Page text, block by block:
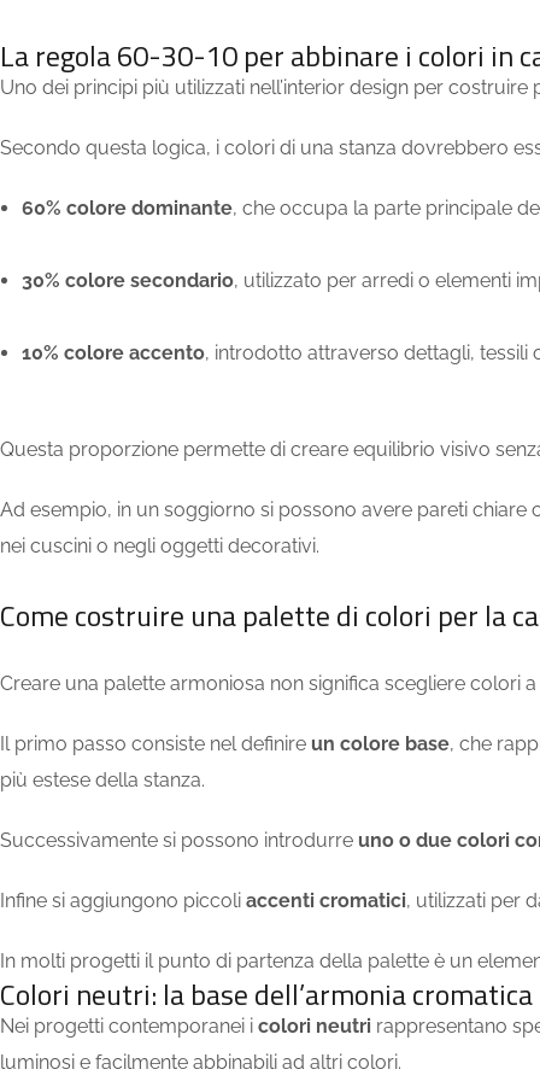
La regola 60-30-10 per abbinare i colori in
Uno dei principi più utilizzati nell’interior design per costruire
Secondo questa logica, i colori di una stanza dovrebbero
60% colore dominante, che occupa la parte principale
30% colore secondario, utilizzato per arredi o elementi
10% colore accento, introdotto attraverso dettagli, tessili
Questa proporzione permette di creare equilibrio visivo
Ad esempio, in un soggiorno si possono avere pareti
nei cuscini o negli oggetti decorativi.
Come costruire una palette di colori per la
Creare una palette armoniosa non significa scegliere colori
Il primo passo consiste nel definire un colore base, che
più estese della stanza.
Successivamente si possono introdurre uno o due colori
Infine si aggiungono piccoli accenti cromatici, utilizzati per
In molti progetti il punto di partenza della palette è un
Colori neutri: la base dell’armonia cromatica
Nei progetti contemporanei i colori neutri rappresentano
luminosi e facilmente abbinabili ad altri colori.